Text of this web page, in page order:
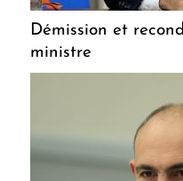
Démission et
ministre